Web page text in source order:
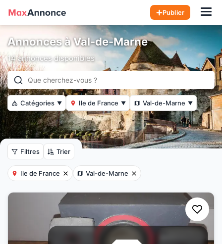
Publier
Annonces à Val-de-Marne
14 annonces disponibles
Catégories ▼ Ile de France ▼ Val-de-Marne ▼
Filtres Trier
Ile de France Val-de-Marne